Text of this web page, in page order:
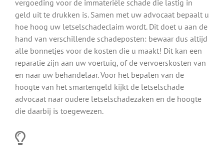
vergoeding voor de immateriële schade die lastig in
geld uit te drukken is. Samen met uw advocaat bepaalt u
hoe hoog uw letselschadeclaim wordt. Dit doet u aan de
hand van verschillende schadeposten: bewaar dus altijd
alle bonnetjes voor de kosten die u maakt! Dit kan een
reparatie zijn aan uw voertuig, of de vervoerskosten van
en naar uw behandelaar. Voor het bepalen van de
hoogte van het smartengeld kijkt de letselschade
advocaat naar oudere letselschadezaken en de hoogte
die daarbij is toegewezen.